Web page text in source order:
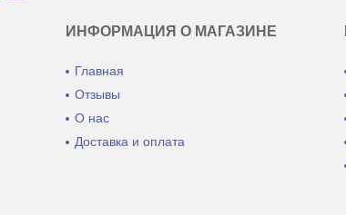
ИНФОРМАЦИЯ О МАГАЗИНЕ
Главная
Отзывы
О нас
Доставка и оплата